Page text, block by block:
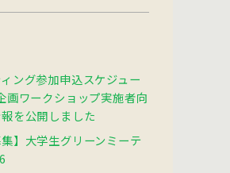
ング参加申込スケジュー
画ワークショップ実施者向
を公開しました
集】大学生グリーンミーテ